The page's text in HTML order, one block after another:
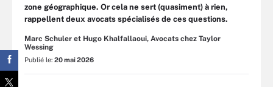
zone géographique. Or cela ne sert (quasiment) à rien,
rappellent deux avocats spécialisés de ces questions.
Marc Schuler et Hugo Khalfallaoui, Avocats chez Taylor
Wessing
Publié le: 20 mai 2026